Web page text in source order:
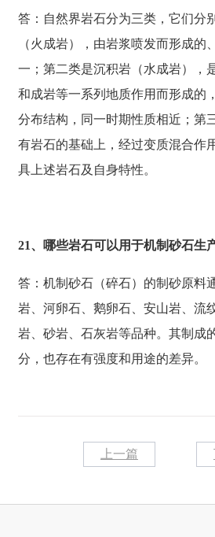
答：自然界岩石分为三类，它们分
（火成岩），由岩浆喷发而形成的
一；第二类是沉积岩（水成岩），
和成岩等一系列地质作用而形成的
分布结构，同一时期性质相近；第
有岩石的基础上，经过变质混合作
具上述岩石及自身特性。
21、哪些岩石可以用于机制砂石生
答：机制砂石（碎石）的制砂原料
岩、河卵石、鹅卵石、安山岩、流
岩、砂岩、石灰岩等品种。其制成
分，也存在有强度和用途的差异。
上一篇